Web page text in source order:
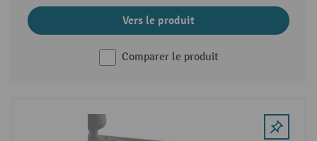
Vers le produit
Comparer le produit